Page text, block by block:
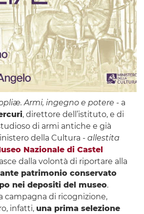
Armi, ingegno e potere - a
, direttore dell’istituto, e di
di armi antiche e già
della Cultura -allestita
Nazionale di Castel
dalla volontà di riportare alla
patrimonio conservato
nei depositi del museo.
campagna di ricognizione,
infatti, una prima selezione